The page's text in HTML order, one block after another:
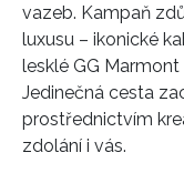
vazeb. Kampaň
luxusu – ikonické
lesklé GG
Jedinečná cesta
prostřednictvím
zdolání i vás.